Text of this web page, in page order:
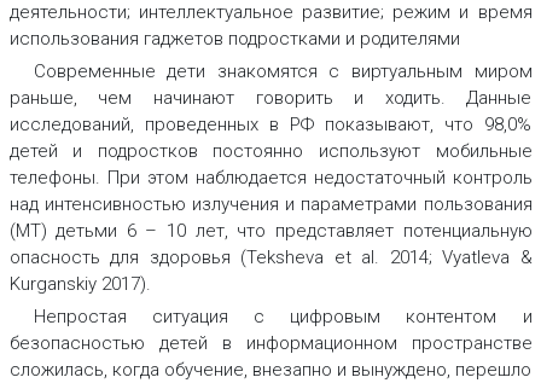
деятельности; интеллектуальное развитие; режим и время
использования гаджетов подростками и родителями
Современные дети знакомятся с виртуальным миром
раньше, чем начинают говорить и ходить. Данные
исследований, проведенных в РФ показывают, что 98,0%
детей и подростков постоянно используют мобильные
телефоны. При этом наблюдается недостаточный контроль
над интенсивностью излучения и параметрами пользования
(МТ) детьми 6 – 10 лет, что представляет потенциальную
опасность для здоровья (Teksheva et al. 2014; Vyatleva &
Kurganskiy 2017).
Непростая ситуация с цифровым контентом и
безопасностью детей в информационном пространстве
сложилась, когда обучение, внезапно и вынуждено, перешло